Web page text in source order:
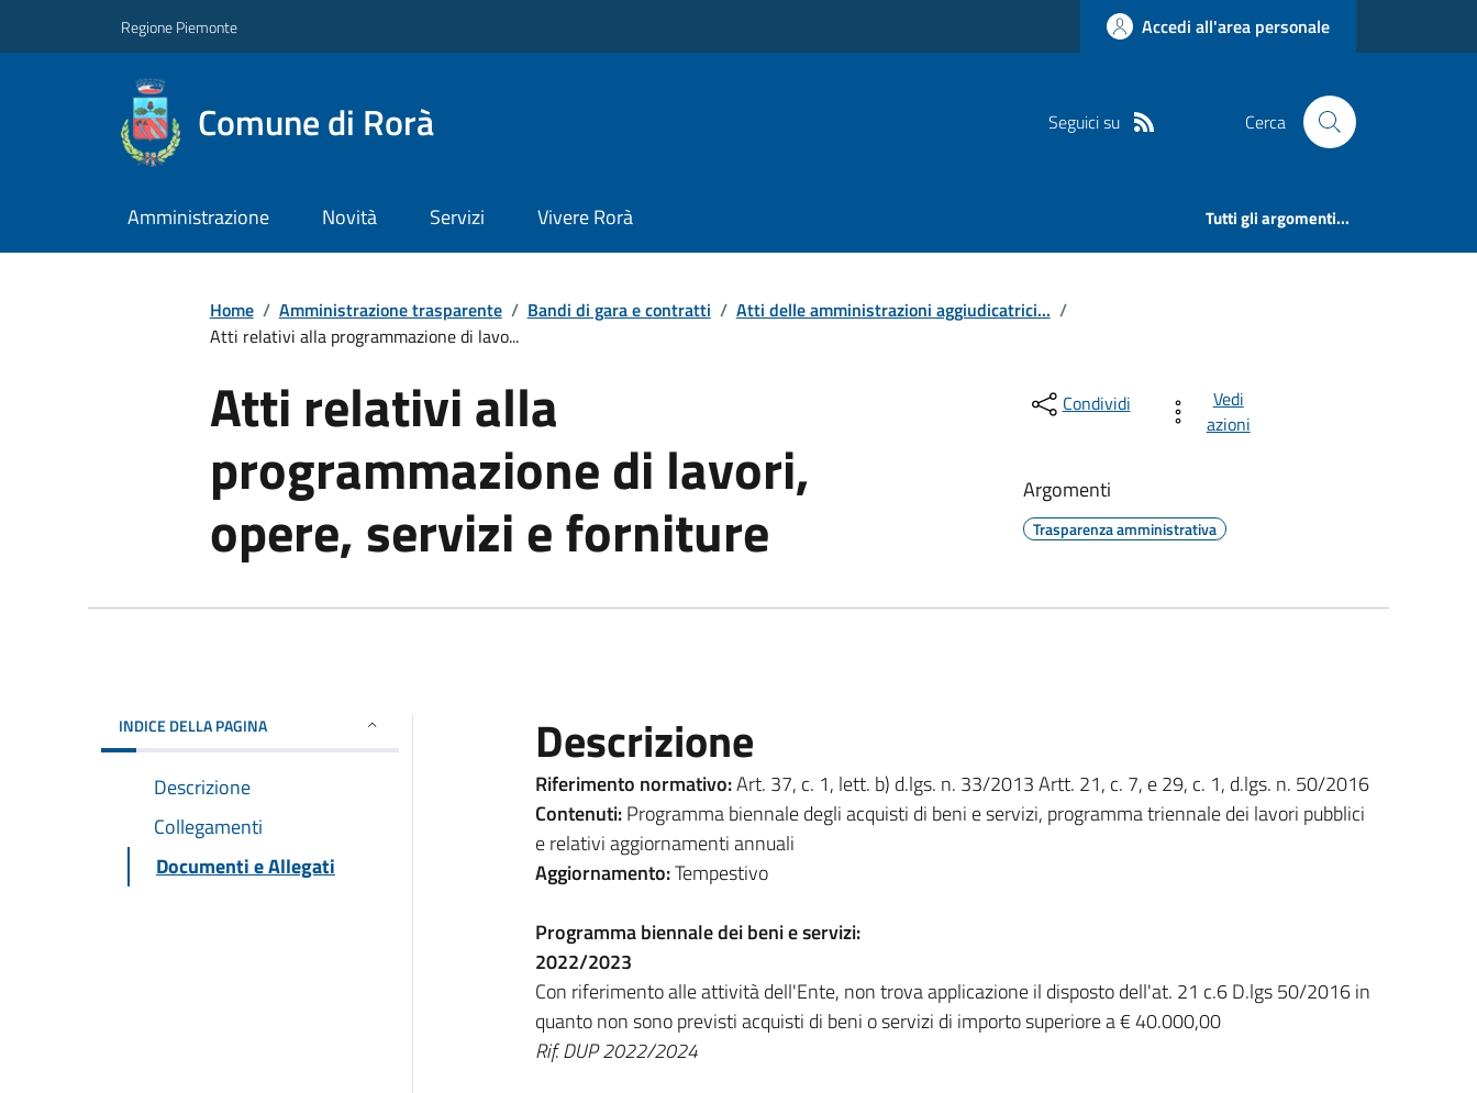
Regione Piemonte Accedi all'area personale
Comune di Rorà Seguici su Cerca
Amministrazione Novità Servizi Vivere Rorà Tutti gli argomenti...
Home / Amministrazione trasparente / Bandi di gara e contratti / Atti delle amministrazioni aggiudicatrici... /
Atti relativi alla programmazione di lavo...
Atti relativi alla
programmazione di lavori,
opere, servizi e forniture
Condividi
Vedi
azioni
Argomenti
Trasparenza amministrativa
INDICE DELLA PAGINA
Descrizione
Collegamenti
Documenti e Allegati
Descrizione
Riferimento normativo:Art. 37, c. 1, lett. b) d.lgs. n. 33/2013 Artt. 21, c. 7, e 29, c. 1, d.lgs. n. 50/2016
Contenuti:Programma biennale degli acquisti di beni e servizi, programma triennale dei lavori pubblici
e relativi aggiornamenti annuali
Aggiornamento:Tempestivo
Programma biennale dei beni e servizi:
2022/2023
Con riferimento alle attività dell'Ente, non trova applicazione il disposto dell'at. 21 c.6 D.lgs 50/2016 in
quanto non sono previsti acquisti di beni o servizi di importo superiore a € 40.000,00
Rif. DUP 2022/2024